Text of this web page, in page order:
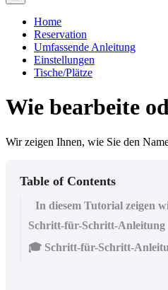
Home
Reservation
Umfassende Anleitung
Einstellungen
Tische/Plätze
Wie bearbeite
Wir zeigen Ihnen, wie Sie den
Table of Contents
In diesem Tutorial zeigen
Schritt-für-Schritt-Anleitung
🎓 Schritt-für-Schritt-